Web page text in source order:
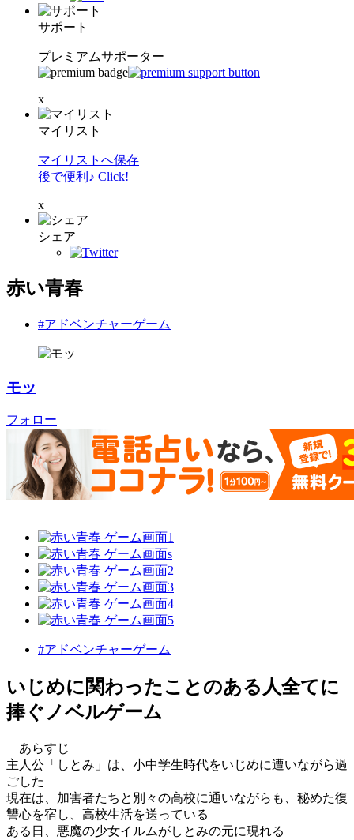
サポート
プレミアムサポーター
x
マイリスト
マイリストへ保存
後で便利♪ Click!
x
シェア
赤い青春
#アドベンチャーゲーム
モッ
フォロー
#アドベンチャーゲーム
いじめに関わったことのある人全てに
捧ぐノベルゲーム
あらすじ
主人公「しとみ」は、小中学生時代をいじめに遭いながら過
ごした
現在は、加害者たちと別々の高校に通いながらも、秘めた復
讐心を宿し、高校生活を送っている
ある日、悪魔の少女イルムがしとみの元に現れる